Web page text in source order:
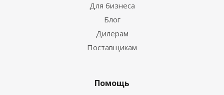
Для бизнеса
Блог
Дилерам
Поставщикам
Помощь